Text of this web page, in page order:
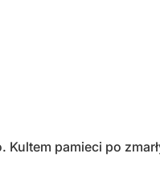
Kultem pamieci po